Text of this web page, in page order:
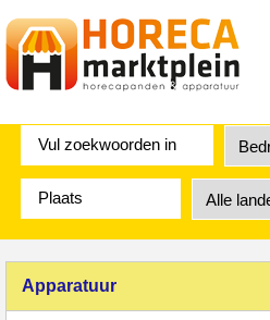
Apparatuur